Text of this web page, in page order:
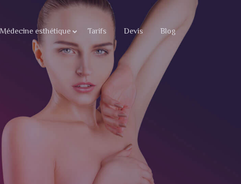
Médecine esthétique Tarifs Devis Blog